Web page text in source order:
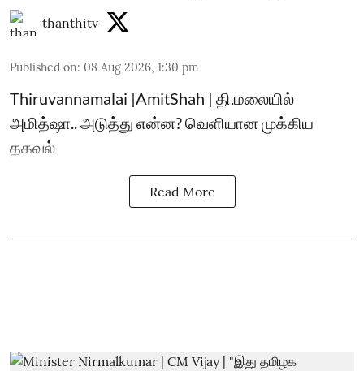
thanthitv
Published on: 08 Aug 2026, 1:30 pm
Thiruvannamalai |AmitShah | தி.மலையில்
அமித்ஷா.. அடுத்து என்ன? வெளியான முக்கிய
தகவல்
Read More